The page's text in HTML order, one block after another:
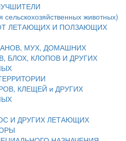
животных)
ЛЕТАЮЩИХ И ПОЛЗАЮЩИХ
МУХ, ДОМАШНИХ
БЛОХ, КЛОПОВ И ДРУГИХ
КЛЕЩЕЙ и ДРУГИХ
И ДРУГИХ ЛЕТАЮЩИХ